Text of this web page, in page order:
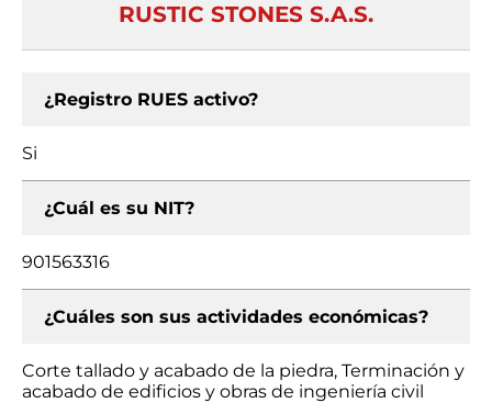
RUSTIC STONES S.A.S.
¿Registro RUES activo?
Si
¿Cuál es su NIT?
901563316
¿Cuáles son sus actividades económicas?
Corte tallado y acabado de la piedra, Terminación y
acabado de edificios y obras de ingeniería civil